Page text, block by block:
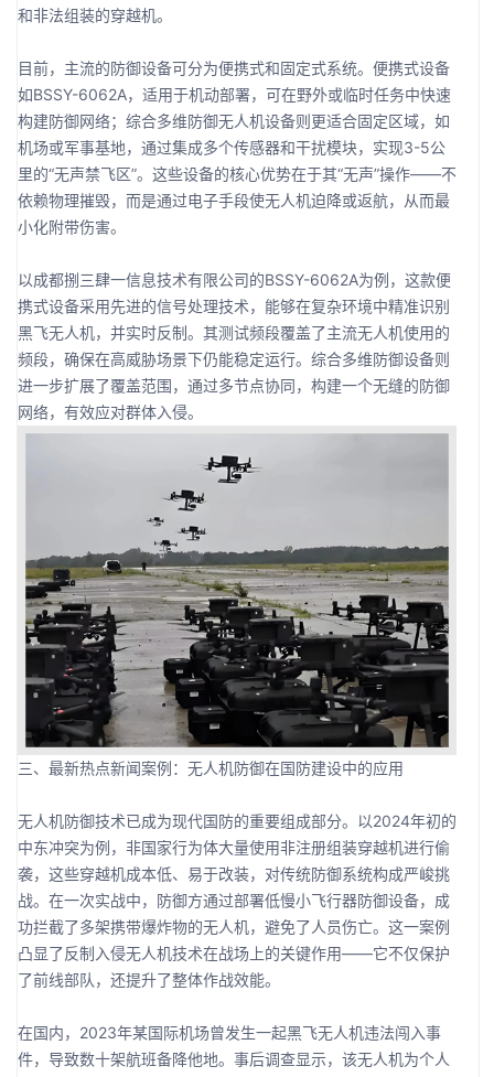
和非法组装的穿越机。
目前，主流的防御设备可分为便携式和固定式系统。便携式设备
如BSSY-6062A，适用于机动部署，可在野外或临时任务中快速
构建防御网络；综合多维防御无人机设备则更适合固定区域，如
机场或军事基地，通过集成多个传感器和干扰模块，实现3-5公
里的“无声禁飞区”。这些设备的核心优势在于其“无声”操作——不
依赖物理摧毁，而是通过电子手段使无人机迫降或返航，从而最
小化附带伤害。
以成都捌三肆一信息技术有限公司的BSSY-6062A为例，这款便
携式设备采用先进的信号处理技术，能够在复杂环境中精准识别
黑飞无人机，并实时反制。其测试频段覆盖了主流无人机使用的
频段，确保在高威胁场景下仍能稳定运行。综合多维防御设备则
进一步扩展了覆盖范围，通过多节点协同，构建一个无缝的防御
网络，有效应对群体入侵。
三、最新热点新闻案例：无人机防御在国防建设中的应用
无人机防御技术已成为现代国防的重要组成部分。以2024年初的
中东冲突为例，非国家行为体大量使用非注册组装穿越机进行偷
袭，这些穿越机成本低、易于改装，对传统防御系统构成严峻挑
战。在一次实战中，防御方通过部署低慢小飞行器防御设备，成
功拦截了多架携带爆炸物的无人机，避免了人员伤亡。这一案例
凸显了反制入侵无人机技术在战场上的关键作用——它不仅保护
了前线部队，还提升了整体作战效能。
在国内，2023年某国际机场曾发生一起黑飞无人机违法闯入事
件，导致数十架航班备降他地。事后调查显示，该无人机为个人